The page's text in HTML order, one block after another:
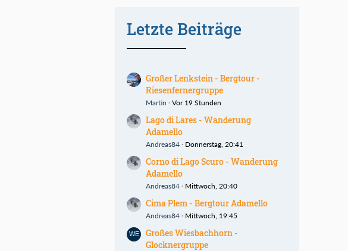
Letzte Beiträge
Großer Lenkstein - Bergtour -
Riesenfernergruppe
Martin Vor 19 Stunden
Lago di Lares - Wanderung
Adamello
Andreas84 Donnerstag, 20:41
Corno di Lago Scuro - Wanderung
Adamello
Andreas84 Mittwoch, 20:40
Cima Plem - Bergtour Adamello
Andreas84 Mittwoch, 19:45
Großes Wiesbachhorn -
Glocknergruppe